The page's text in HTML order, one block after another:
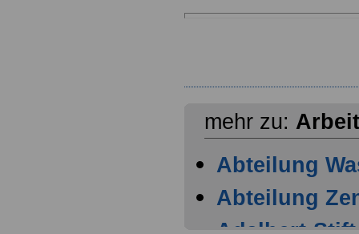
mehr zu:
Abteilung
Abteilung